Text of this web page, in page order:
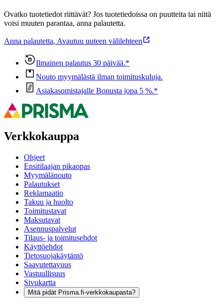
Ovatko tuotetiedot riittävät? Jos tuotetiedoissa on puutteita tai niitä
voisi muuten parantaa, anna palautetta.
Anna palautetta, Avautuu uuteen välilehteen
Ilmainen palautus 30 päivää.*
Nouto myymälästä ilman toimituskuluja.
Asiakasomistajalle Bonusta jopa 5 %.*
Verkkokauppa
Ohjeet
Ensitilaajan pikaopas
Myymälänouto
Palautukset
Reklamaatio
Takuu ja huolto
Toimitustavat
Maksutavat
Asennuspalvelut
Tilaus- ja toimitusehdot
Käyttöehdot
Tietosuojakäytäntö
Saavutettavuus
Vastuullisuus
Sivukartta
Mitä pidät Prisma.fi-verkkokaupasta?